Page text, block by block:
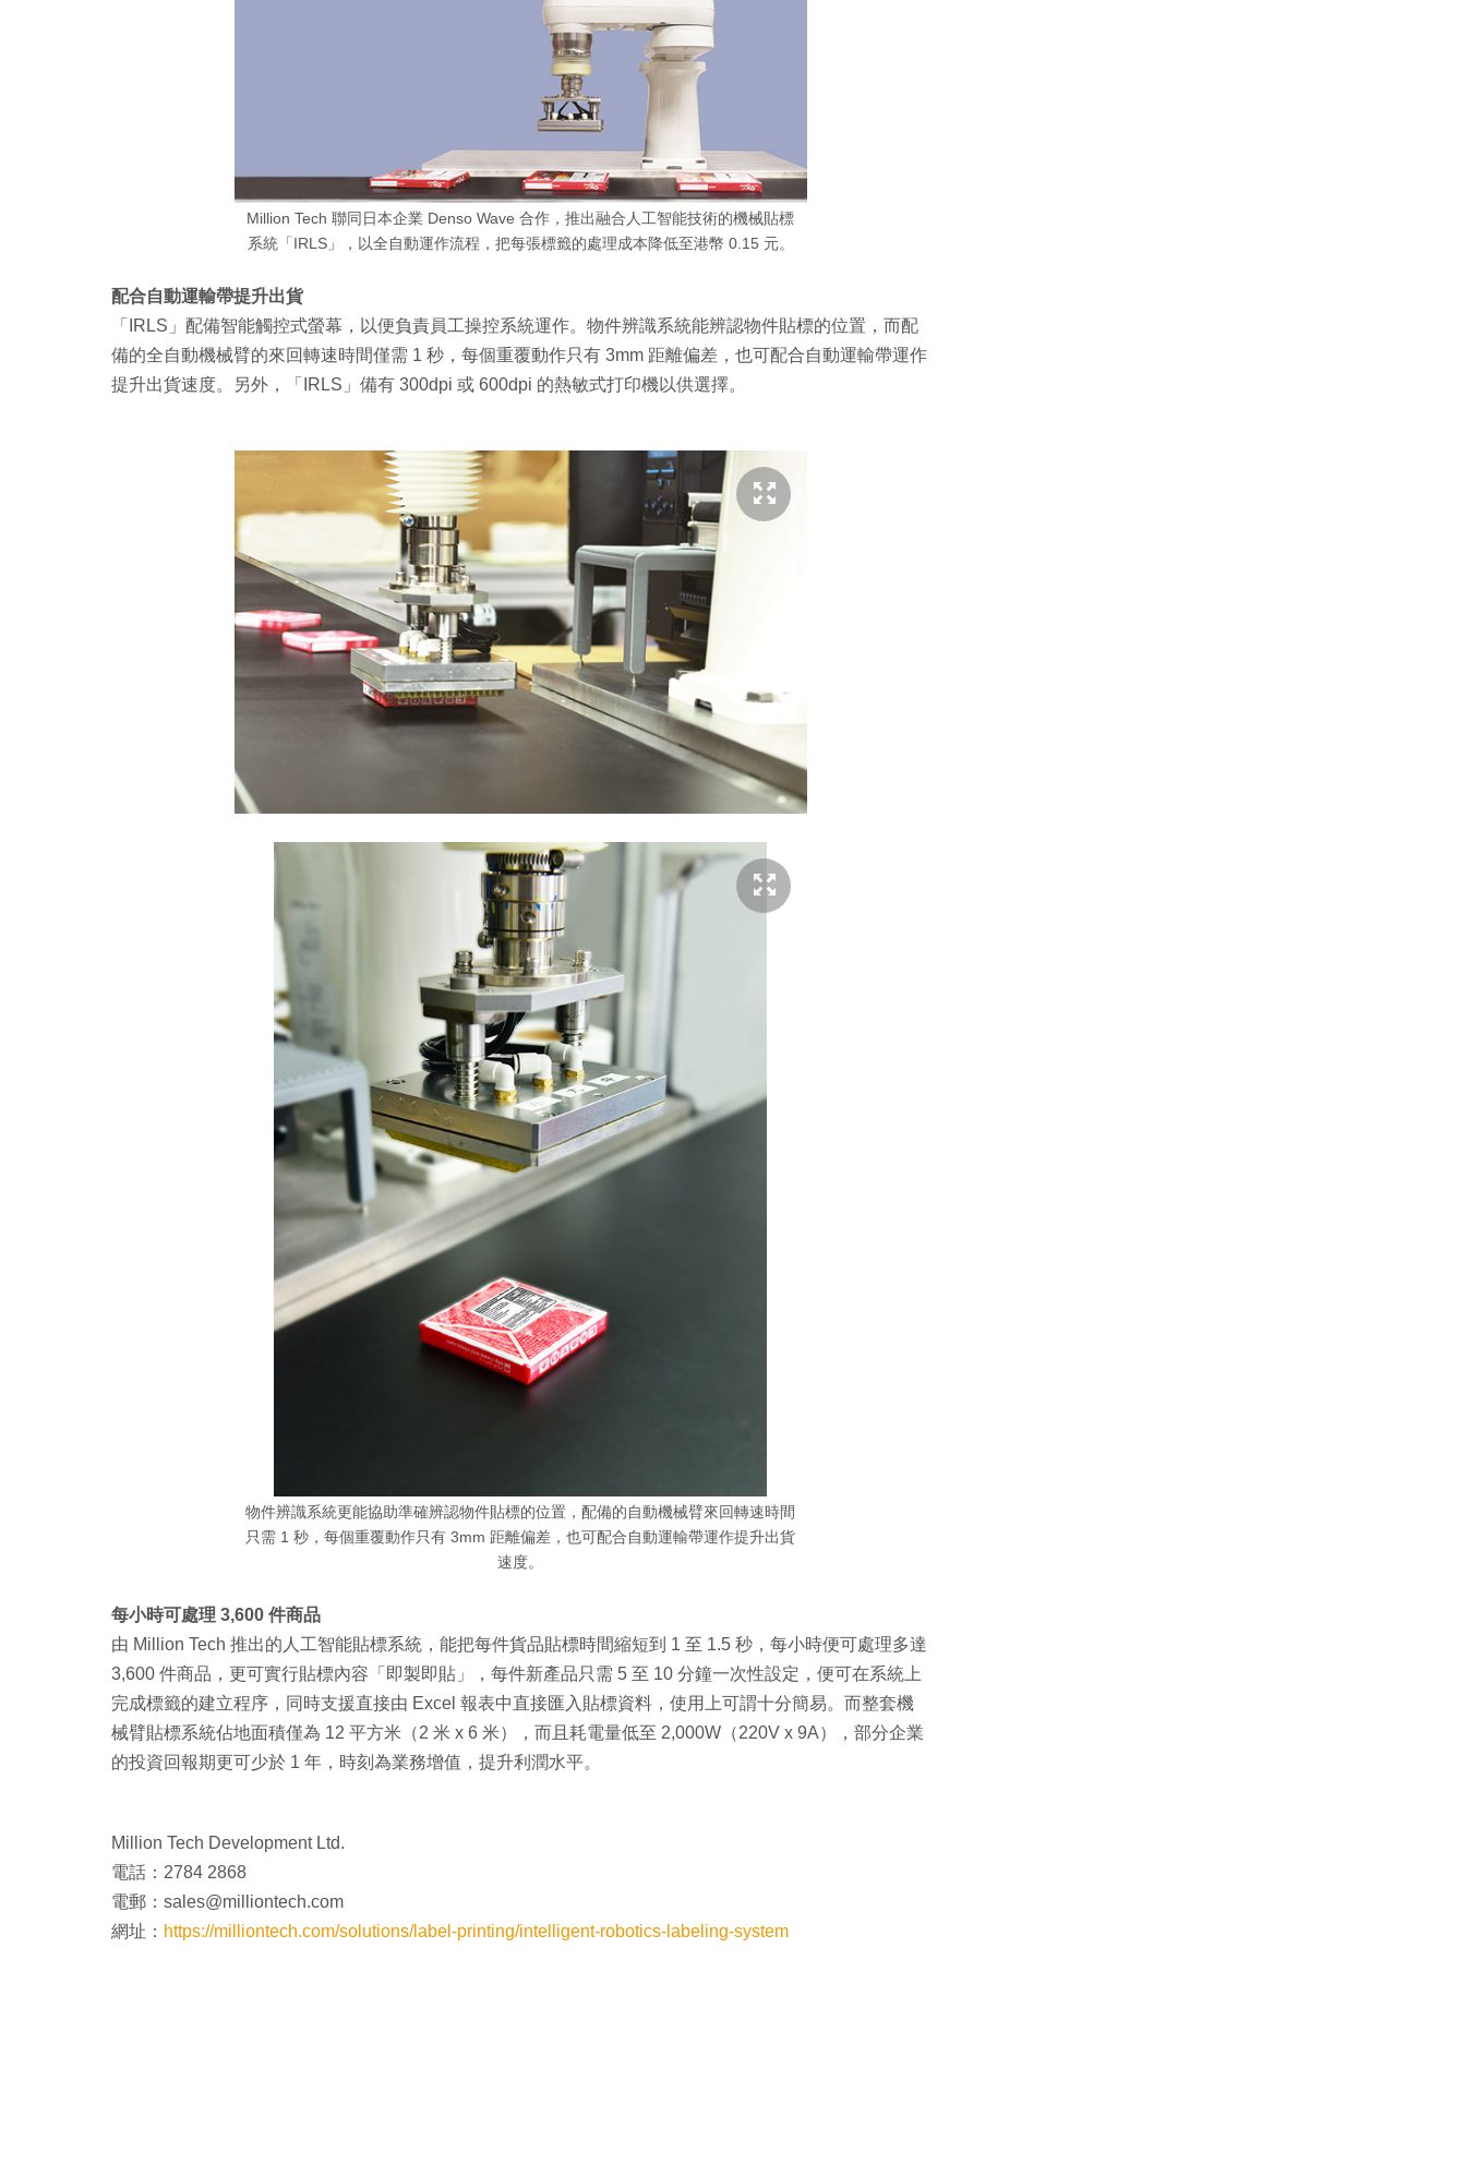
Million Tech 聯同日本企業 Denso Wave 合作，推出融合人工智能技術的機械貼標
系統「IRLS」，以全自動運作流程，把每張標籤的處理成本降低至港幣 0.15 元。
配合自動運輸帶提升出貨
「IRLS」配備智能觸控式螢幕，以便負責員工操控系統運作。物件辨識系統能辨認物件貼標的位置，而配
備的全自動機械臂的來回轉速時間僅需 1 秒，每個重覆動作只有 3mm 距離偏差，也可配合自動運輸帶運作
提升出貨速度。另外，「IRLS」備有 300dpi 或 600dpi 的熱敏式打印機以供選擇。
物件辨識系統更能協助準確辨認物件貼標的位置，配備的自動機械臂來回轉速時間
只需 1 秒，每個重覆動作只有 3mm 距離偏差，也可配合自動運輸帶運作提升出貨
速度。
每小時可處理 3,600 件商品
由 Million Tech 推出的人工智能貼標系統，能把每件貨品貼標時間縮短到 1 至 1.5 秒，每小時便可處理多達
3,600 件商品，更可實行貼標內容「即製即貼」，每件新產品只需 5 至 10 分鐘一次性設定，便可在系統上
完成標籤的建立程序，同時支援直接由 Excel 報表中直接匯入貼標資料，使用上可謂十分簡易。而整套機
械臂貼標系統佔地面積僅為 12 平方米（2 米 x 6 米），而且耗電量低至 2,000W（220V x 9A），部分企業
的投資回報期更可少於 1 年，時刻為業務增值，提升利潤水平。
Million Tech Development Ltd.
電話：2784 2868
電郵：sales@milliontech.com
網址： https://milliontech.com/solutions/label-printing/intelligent-robotics-labeling-system